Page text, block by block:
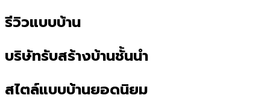
รีวิวแบบบ้าน
บริษัทรับสร้างบ้านชั้นนำ
สไตล์แบบบ้านยอดนิยม